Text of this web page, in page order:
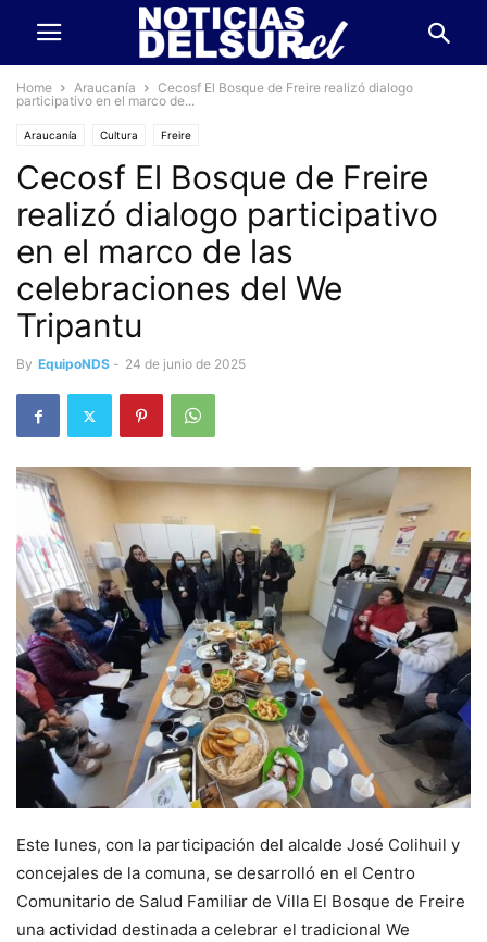
Home Araucanía
Cecosf El Bosque de Freire realizó dialogo
participativo en el marco de...
Araucanía Cultura Freire
Cecosf El Bosque de Freire
realizó dialogo participativo
en el marco de las
celebraciones del We
Tripantu
By EquipoNDS - 24 de junio de 2025
Este lunes, con la participación del alcalde José Colihuil y
concejales de la comuna, se desarrolló en el Centro
Comunitario de Salud Familiar de Villa El Bosque de Freire
una actividad destinada a celebrar el tradicional We